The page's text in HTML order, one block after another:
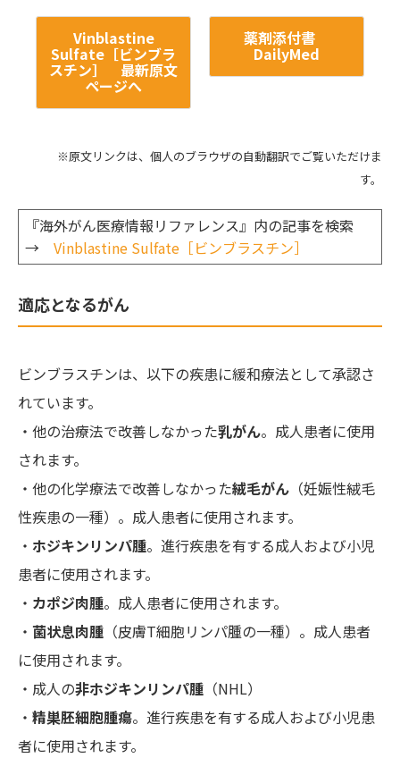
Vinblastine
Sulfate［ビンブラ
スチン］ 最新原文
ページへ
薬剤添付書
DailyMed
※原文リンクは、個人のブラウザの自動翻訳でご覧いただけま
す。
『海外がん医療情報リファレンス』内の記事を検索
→ Vinblastine Sulfate［ビンブラスチン］
適応となるがん
ビンブラスチンは、以下の疾患に緩和療法として承認さ
れています。
・他の治療法で改善しなかった乳がん。成人患者に使用
されます。
・他の化学療法で改善しなかった絨毛がん （妊娠性絨毛
性疾患の一種）。成人患者に使用されます。
・ ホジキンリンパ腫。進行疾患を有する成人および小児
患者に使用されます。
・ カポジ肉腫。成人患者に使用されます。
・ 菌状息肉腫 （皮膚T細胞リンパ腫の一種）。成人患者
に使用されます。
・成人の非ホジキンリンパ腫 （NHL）
・ 精巣胚細胞腫瘍。進行疾患を有する成人および小児患
者に使用されます。